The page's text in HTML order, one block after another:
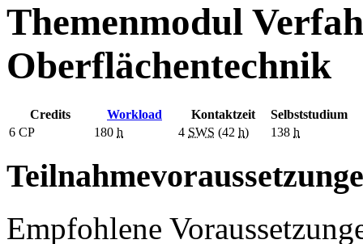
Themenmodul
Oberflächentechnik
Credits Workload Kontaktzeit
Selbststudium
6 CP 180 h 4 SWS (42 h) 138 h
Empfohlene